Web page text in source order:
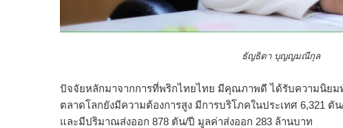
ธัญธิตา บุญญมณีกุล
ปัจจัยหลักมาจากการที่พริกไทยไทย มีคุณภาพดี ได้รับความนิย
ตลาดโลกยังมีความต้องการสูง มีการบริโภคในประเทศ 6,321
และมีปริมาณส่งออก 878 ตัน/ปี มูลค่าส่งออก 283 ล้านบาท